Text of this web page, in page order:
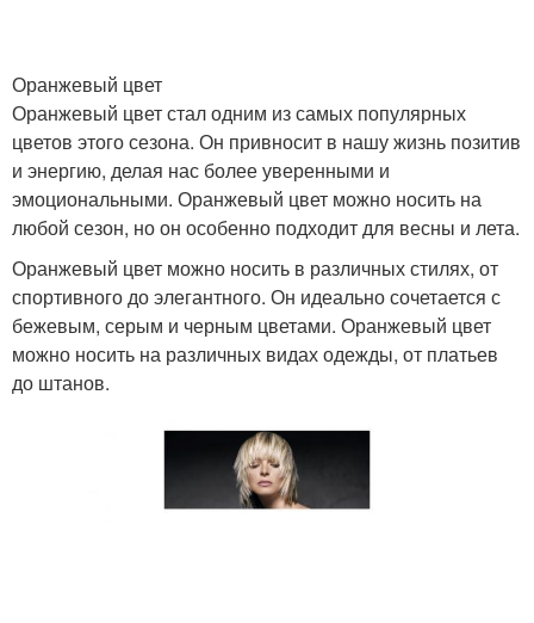
Оранжевый цвет
Оранжевый цвет стал одним из самых популярных
цветов этого сезона. Он привносит в нашу жизнь позитив
и энергию, делая нас более уверенными и
эмоциональными. Оранжевый цвет можно носить на
любой сезон, но он особенно подходит для весны и лета.
Оранжевый цвет можно носить в различных стилях, от
спортивного до элегантного. Он идеально сочетается с
бежевым, серым и черным цветами. Оранжевый цвет
можно носить на различных видах одежды, от платьев
до штанов.